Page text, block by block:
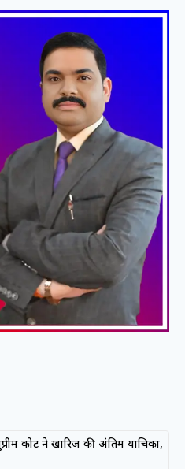
कोर्ट ने खारिज की अंतिम याचिका,